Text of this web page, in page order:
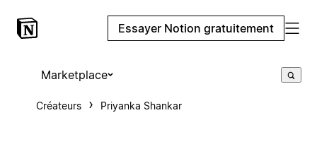
Essayer Notion gratuitement
Marketplace
Créateurs Priyanka Shankar